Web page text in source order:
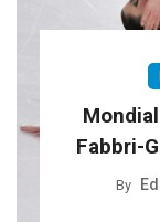
Fabbri-
By